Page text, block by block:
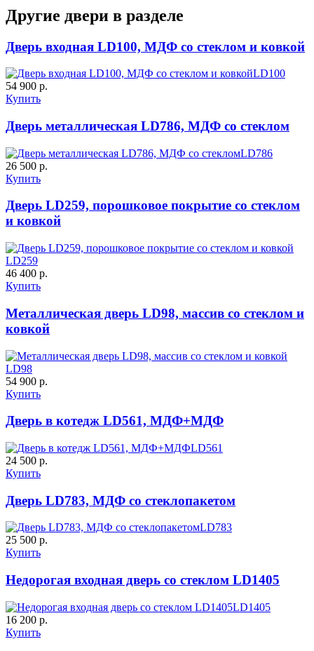
ДНТ ДС
ДУБ БЕЛЁНЫЙ ДЗП
К-11 С К-11 СС
C61 C62
Другие двери в разделе
Дверь входная LD100, МДФ со стеклом и ковкой
LD100
54 900 р.
Купить
Дверь металлическая LD786, МДФ со стеклом
LD786
26 500 р.
Купить
Дверь LD259, порошковое покрытие со стеклом
и ковкой
LD259
46 400 р.
Купить
Металлическая дверь LD98, массив со стеклом и
ковкой
LD98
54 900 р.
Купить
Дверь в котедж LD561, МДФ+МДФ
LD561
24 500 р.
Купить
Дверь LD783, МДФ co стеклопакетом
LD783
25 500 р.
Купить
Недорогая входная дверь со стеклом LD1405
LD1405
16 200 р.
Купить